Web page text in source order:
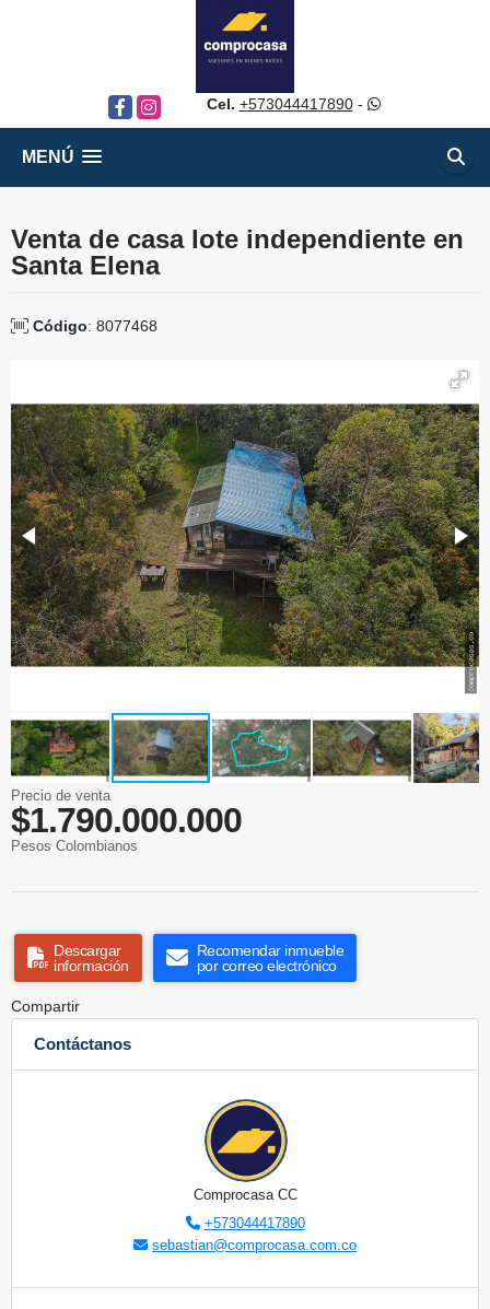
FacebookInstagram Cel. +573044417890-
MENÚ
Venta de casa lote independiente en
Santa Elena
Código: 8077468
Precio de venta
$1.790.000.000
Pesos Colombianos
Descargar
información
Recomendar inmueble
por correo electrónico
Compartir
Contáctanos
Comprocasa CC
+573044417890
sebastian@comprocasa.com.co